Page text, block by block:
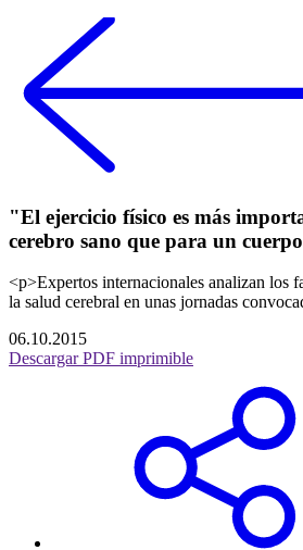
"El ejercicio físico es más
cerebro sano que para un
<p>Expertos internacionales analizan los
la salud cerebral en unas jornadas
06.10.2015
Descargar PDF imprimible